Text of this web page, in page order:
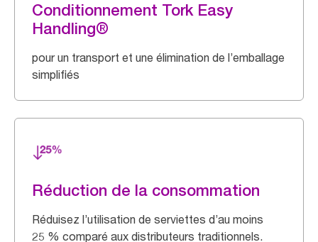
Conditionnement Tork Easy
Handling®
pour un transport et une élimination de l’emballage
simplifiés
Réduction de la consommation
Réduisez l’utilisation de serviettes d’au moins
25 % comparé aux distributeurs traditionnels.